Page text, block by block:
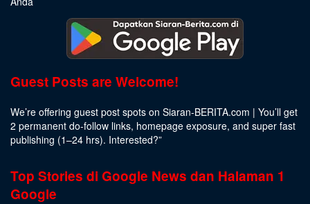
Guest Posts are Welcome!
We’re offering guest post spots on Siaran-BERITA.com | You’ll get
2 permanent do-follow links, homepage exposure, and super fast
publishing (1–24 hrs). Interested?”
Top Stories di Google News dan Halaman 1
Google